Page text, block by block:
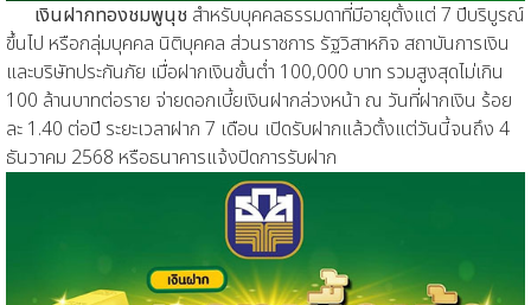
เงินฝากทองชมพูนุช สำหรับบุคคลธรรมดาที่มีอายุตั้งแต่ 7 ปีบริบูรณ์
ขึ้นไป หรือกลุ่มบุคคล นิติบุคคล ส่วนราชการ รัฐวิสาหกิจ สถาบันการเงิน
และบริษัทประกันภัย เมื่อฝากเงินขั้นต่ำ 100,000 บาท รวมสูงสุดไม่เกิน
100 ล้านบาทต่อราย จ่ายดอกเบี้ยเงินฝากล่วงหน้า ณ วันที่ฝากเงิน ร้อย
ละ 1.40 ต่อปี ระยะเวลาฝาก 7 เดือน เปิดรับฝากแล้วตั้งแต่วันนี้จนถึง 4
ธันวาคม 2568 หรือธนาคารแจ้งปิดการรับฝาก